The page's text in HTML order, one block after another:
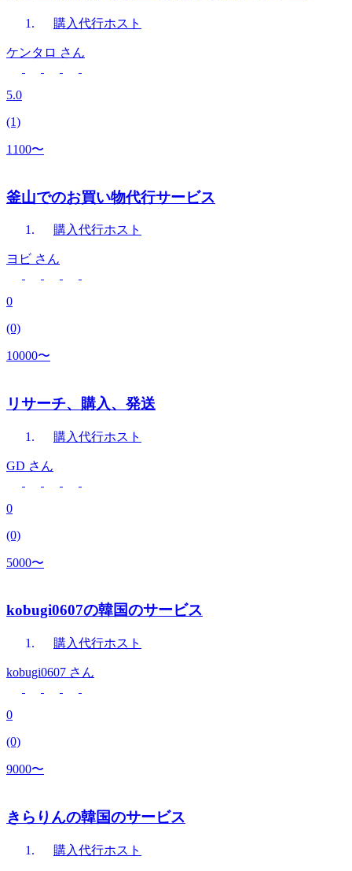
購入代行ホスト
ケンタロ さん
5.0
(1)
1100〜
釜山でのお買い物代行サービス
購入代行ホスト
ヨビ さん
0
(0)
10000〜
リサーチ、購入、発送
購入代行ホスト
GD さん
0
(0)
5000〜
kobugi0607の韓国のサービス
購入代行ホスト
kobugi0607 さん
0
(0)
9000〜
きらりんの韓国のサービス
購入代行ホスト